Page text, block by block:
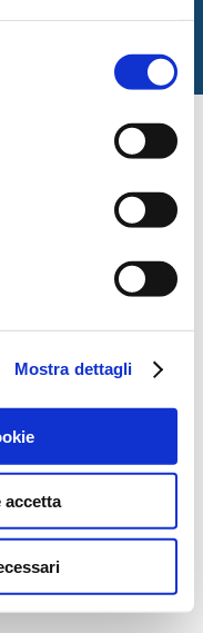
Mostra dettagli
accetta